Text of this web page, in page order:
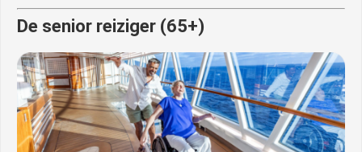
De senior reiziger (65+)